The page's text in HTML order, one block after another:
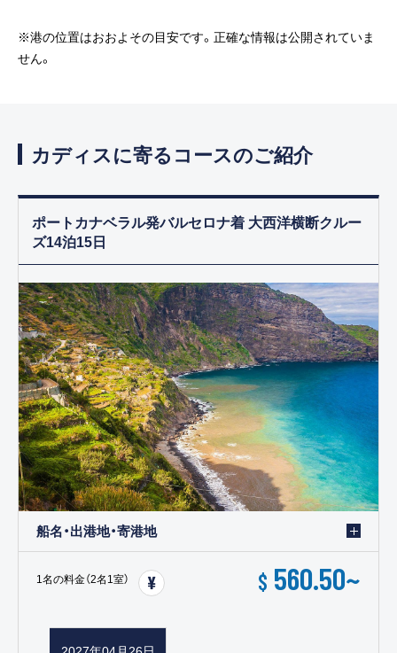
※港の位置はおおよその目安です。正確な情報は公開されていま
せん。
カディスに寄るコースのご紹介
ポートカナベラル発バルセロナ着 大西洋横断クルー
ズ14泊15日
船名・出港地・寄港地
1名の料金（2名1室） $ 560.50~